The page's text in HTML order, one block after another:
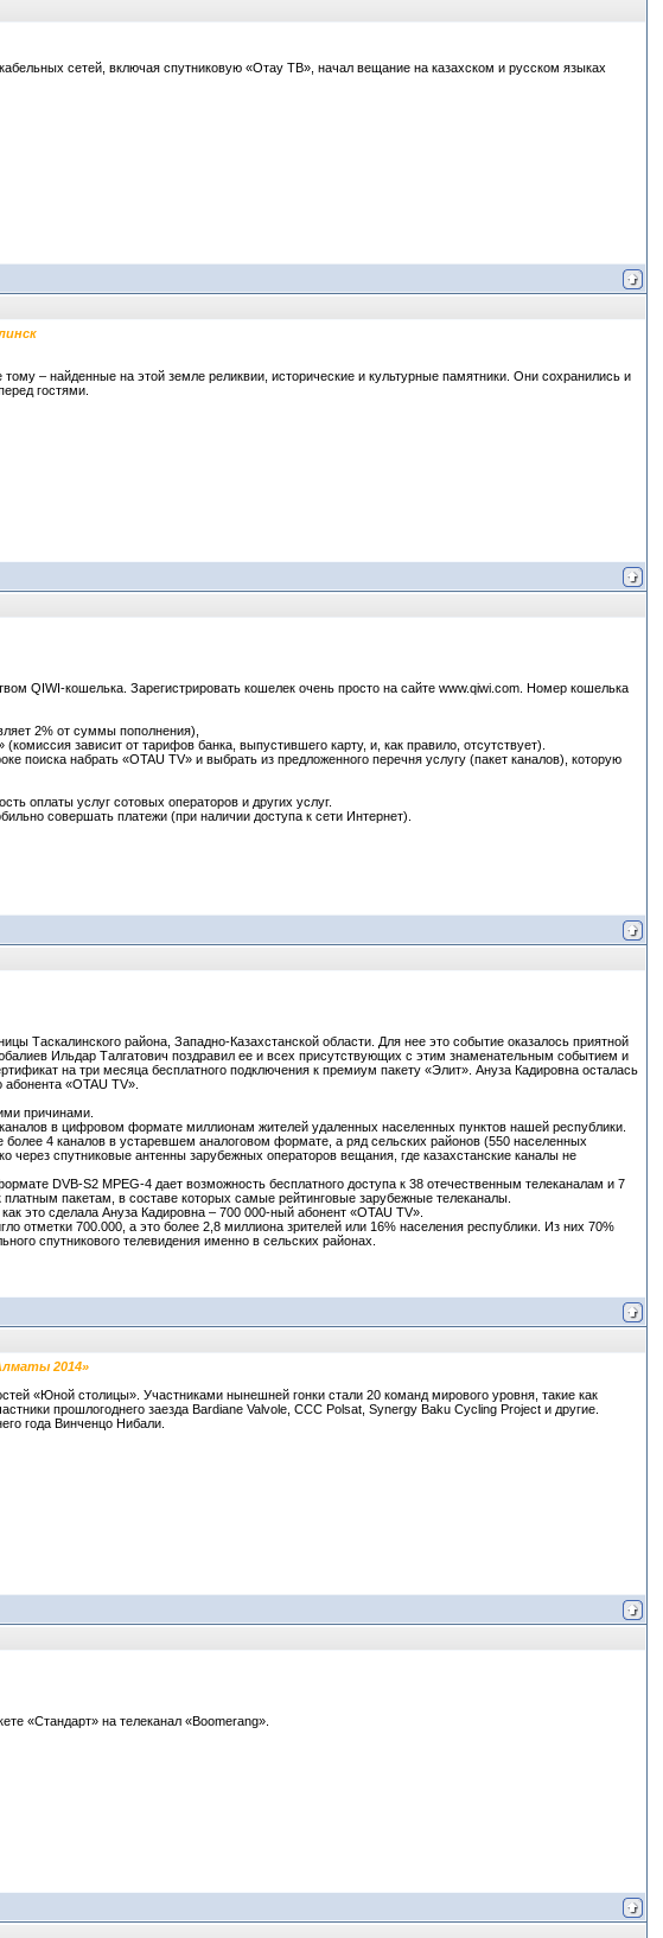
сетей, включая спутниковую «Отау ТВ», начал вещание на казахском и русском языках
– найденные на этой земле реликвии, исторические и культурные памятники. Они сохранились и
гостями.
QIWI-кошелька. Зарегистрировать кошелек очень просто на сайте www.qiwi.com. Номер кошелька
2% от суммы пополнения),
зависит от тарифов банка, выпустившего карту, и, как правило, отсутствует).
поиска набрать «OTAU TV» и выбрать из предложенного перечня услугу (пакет каналов), которую
оплаты услуг сотовых операторов и других услуг.
совершать платежи (при наличии доступа к сети Интернет).
Таскалинского района, Западно-Казахстанской области. Для нее это событие оказалось приятной
Ильдар Талгатович поздравил ее и всех присутствующих с этим знаменательным событием и
на три месяца бесплатного подключения к премиум пакету «Элит». Ануза Кадировна осталась
«OTAU TV».
причинами.
в цифровом формате миллионам жителей удаленных населенных пунктов нашей республики.
4 каналов в устаревшем аналоговом формате, а ряд сельских районов (550 населенных
спутниковые антенны зарубежных операторов вещания, где казахстанские каналы не
DVB-S2 MPEG-4 дает возможность бесплатного доступа к 38 отечественным телеканалам и 7
пакетам, в составе которых самые рейтинговые зарубежные телеканалы.
это сделала Ануза Кадировна – 700 000-ный абонент «OTAU TV».
отметки 700.000, а это более 2,8 миллиона зрителей или 16% населения республики. Из них 70%
спутникового телевидения именно в сельских районах.
2014»
«Юной столицы». Участниками нынешней гонки стали 20 команд мирового уровня, такие как
прошлогоднего заезда Bardiane Valvole, CCC Polsat, Synergy Baku Cycling Project и другие.
года Винченцо Нибали.
«Стандарт» на телеканал «Boomerang».